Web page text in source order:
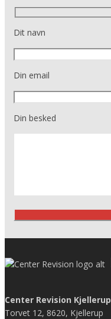
Dit navn
Din email
Din besked
Center Revision Kjellerup
Torvet 12, 8620, Kjellerup